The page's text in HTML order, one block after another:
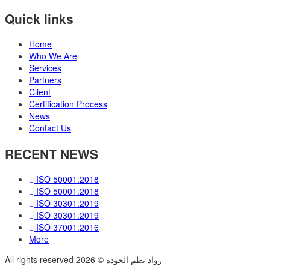
Quick links
Home
Who We Are
Services
Partners
Client
Certification Process
News
Contact Us
RECENT NEWS
ISO 50001:2018
ISO 50001:2018
ISO 30301:2019
ISO 30301:2019
ISO 37001:2016
More
All rights reserved رواد نظم الجودة © 2026